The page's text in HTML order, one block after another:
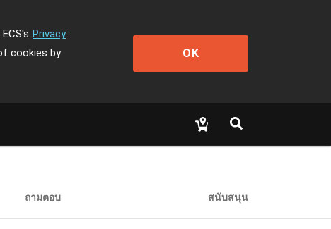
Privacy
cookies by
OK
ถามตอบ สนับสนุน